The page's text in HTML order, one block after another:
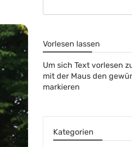
Vorlesen lassen
Um sich Text vorlesen
mit der Maus den
markieren
Kategorien